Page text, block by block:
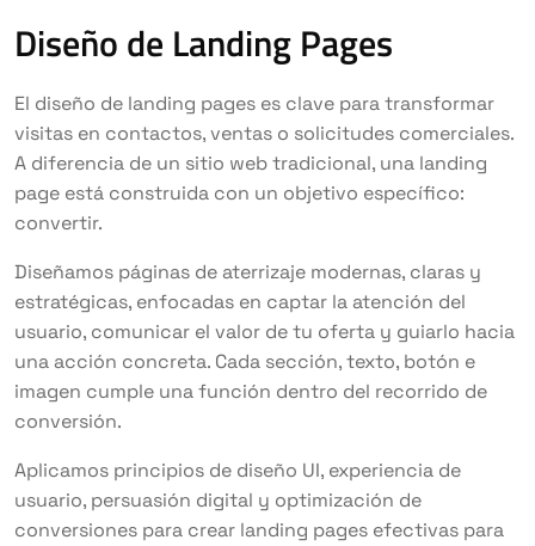
Diseño de Landing Pages
El diseño de landing pages es clave para transformar
visitas en contactos, ventas o solicitudes comerciales.
A diferencia de un sitio web tradicional, una landing
page está construida con un objetivo específico:
convertir.
Diseñamos páginas de aterrizaje modernas, claras y
estratégicas, enfocadas en captar la atención del
usuario, comunicar el valor de tu oferta y guiarlo hacia
una acción concreta. Cada sección, texto, botón e
imagen cumple una función dentro del recorrido de
conversión.
Aplicamos principios de diseño UI, experiencia de
usuario, persuasión digital y optimización de
conversiones para crear landing pages efectivas para